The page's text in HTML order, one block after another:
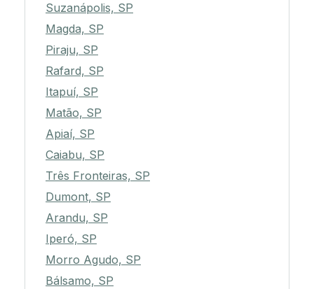
Suzanápolis, SP
Magda, SP
Piraju, SP
Rafard, SP
Itapuí, SP
Matão, SP
Apiaí, SP
Caiabu, SP
Três Fronteiras, SP
Dumont, SP
Arandu, SP
Iperó, SP
Morro Agudo, SP
Bálsamo, SP